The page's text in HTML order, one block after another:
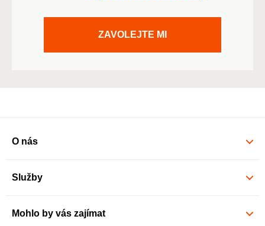
ZAVOLEJTE MI
O nás
Služby
Mohlo by vás zajímat